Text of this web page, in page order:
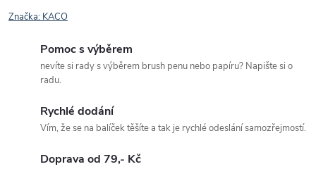
Značka: KACO
Pomoc s výběrem
nevíte si rady s výběrem brush penu nebo papíru? Napište si o
radu.
Rychlé dodání
Vím, že se na balíček těšíte a tak je rychlé odeslání samozřejmostí.
Doprava od 79,- Kč